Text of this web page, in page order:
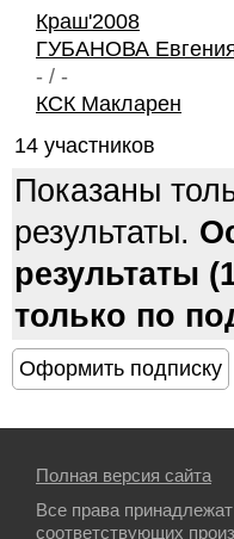
Краш'2008
ГУБАНОВА
- / -
КСК Макларен
14 участников
Показаны
результаты.
результаты
только по
Полная версия сайта
Все права
соответствующих